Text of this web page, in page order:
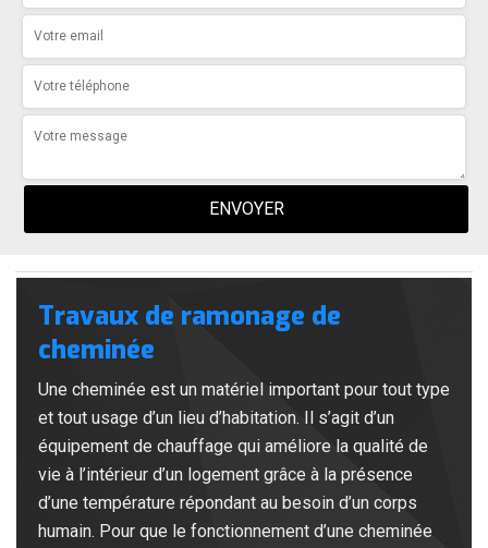
Travaux de ramonage de
cheminée
Une cheminée est un matériel important pour tout type
et tout usage d’un lieu d’habitation. Il s’agit d’un
équipement de chauffage qui améliore la qualité de
vie à l’intérieur d’un logement grâce à la présence
d’une température répondant au besoin d’un corps
humain. Pour que le fonctionnement d’une cheminée